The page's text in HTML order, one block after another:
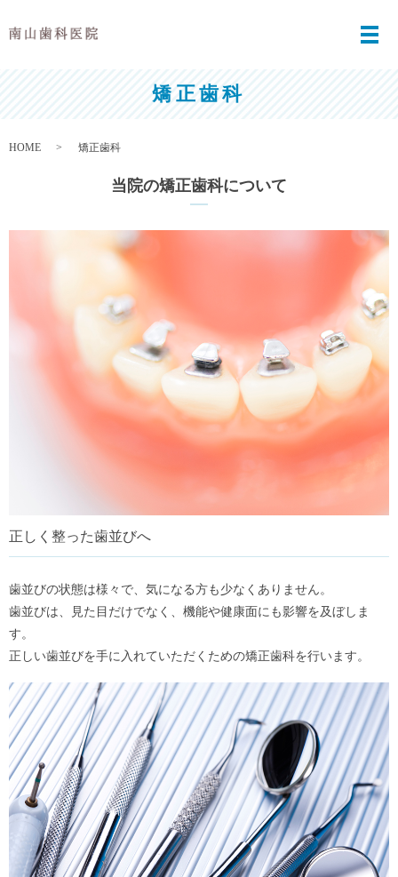
メ
矯正歯科
HOME 矯正歯科
当院の矯正歯科について
正しく整った歯並びへ
歯並びの状態は様々で、気になる方も少なくありません。
歯並びは、見た目だけでなく、機能や健康面にも影響を及ぼしま
す。
正しい歯並びを手に入れていただくための矯正歯科を行います。